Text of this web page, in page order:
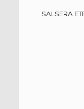
SALSERA